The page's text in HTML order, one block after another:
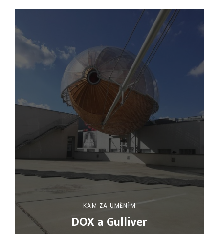
KAM ZA UMĚNÍM
DOX a Gulliver